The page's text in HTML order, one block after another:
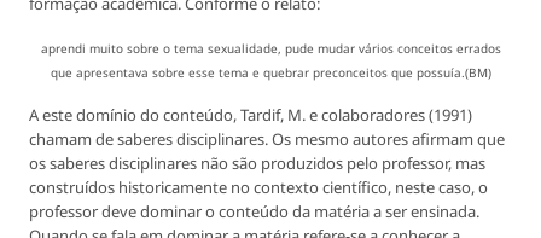
aprendi muito sobre o tema sexualidade, pude mudar vários conceitos errados
que apresentava sobre esse tema e quebrar preconceitos que possuía.(BM)
A este domínio do conteúdo, Tardif, M. e colaboradores (1991)
chamam de saberes disciplinares. Os mesmo autores afirmam que
os saberes disciplinares não são produzidos pelo professor, mas
construídos historicamente no contexto científico, neste caso, o
professor deve dominar o conteúdo da matéria a ser ensinada.